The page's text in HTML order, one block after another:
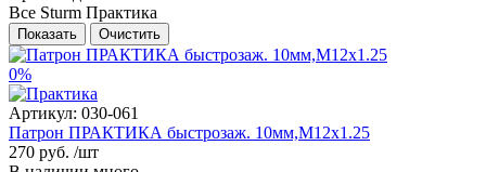
Все Sturm Практика
Показать Очистить
0%
Артикул: 030-061
Патрон ПРАКТИКА быстрозаж. 10мм,М12x1.25
270 руб. /шт